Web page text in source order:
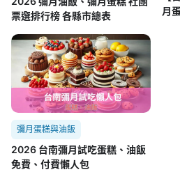
彌月蛋糕與油飯
2026 台南彌月試吃蛋糕、油飯
免費、付費懶人包
廣告